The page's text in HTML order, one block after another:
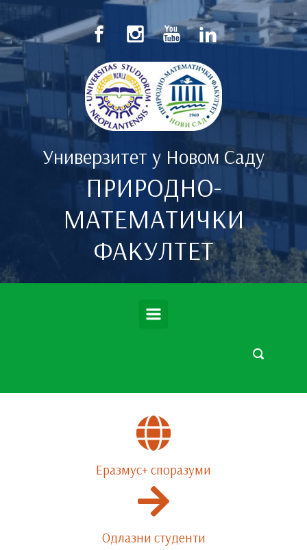
Скип то маин цонтент
Универзитет у Новом Саду
ПРИРОДНО-
МАТЕМАТИЧКИ
ФАКУЛТЕТ
Еразмус+ споразуми
Одлазни студенти